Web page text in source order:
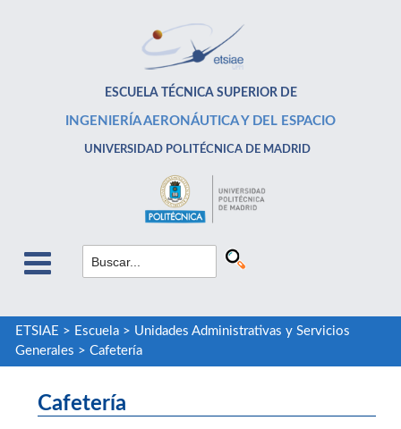
ESCUELA TÉCNICA SUPERIOR DE
INGENIERÍA AERONÁUTICA Y DEL ESPACIO
UNIVERSIDAD POLITÉCNICA DE MADRID
ETSIAE > Escuela> Unidades Administrativas y Servicios
Generales > Cafetería
Cafetería